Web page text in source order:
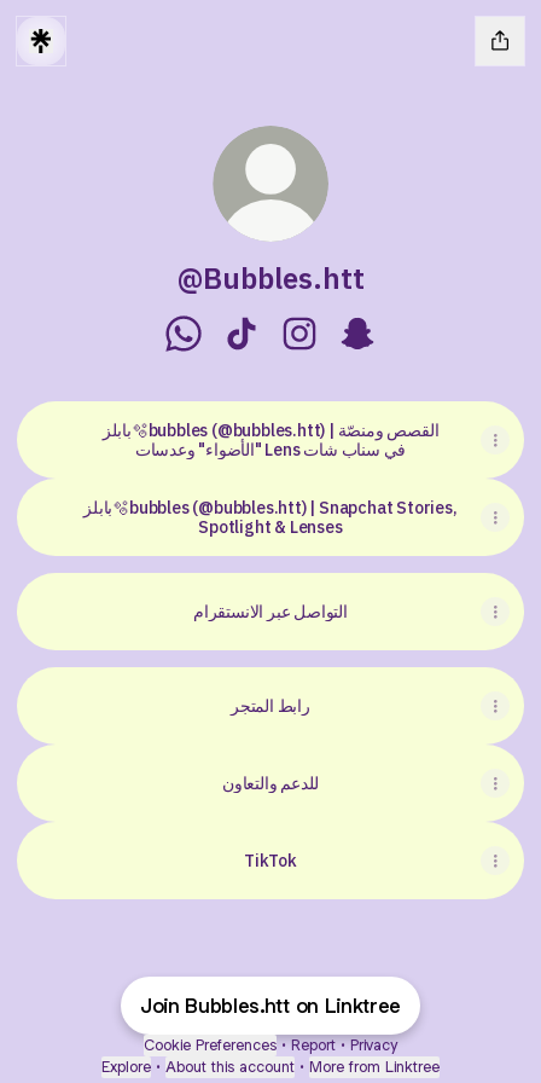
@Bubbles.htt
بابلز🫧bubbles (@bubbles.htt) | القصص ومنصّة
"الأضواء" وعدسات Lens في سناب شات
بابلز🫧bubbles (@bubbles.htt) | Snapchat Stories,
Spotlight & Lenses
التواصل عبر الانستقرام
رابط المتجر
للدعم والتعاون
TikTok
Join Bubbles.htt on Linktree
Cookie Preferences • Report • Privacy
Explore • About this account • More from Linktree